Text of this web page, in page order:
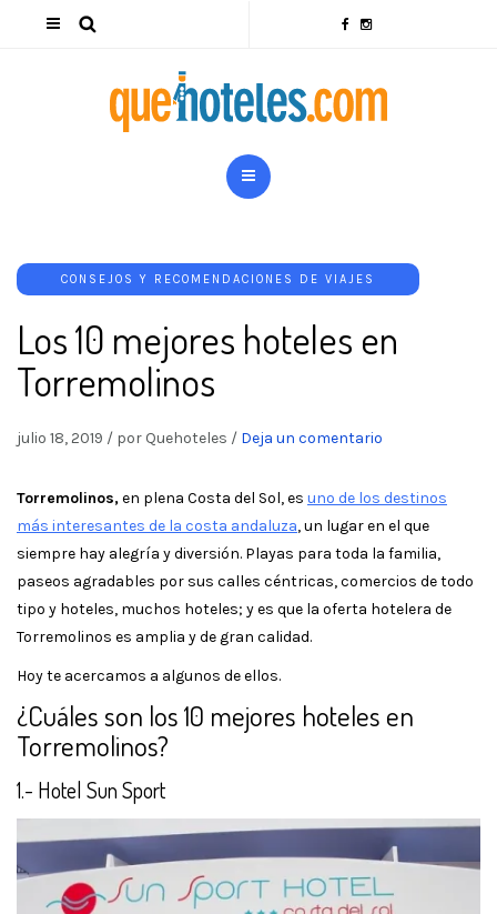
CONSEJOS Y RECOMENDACIONES DE VIAJES
Los 10 mejores hoteles en
Torremolinos
julio 18, 2019 / por Quehoteles / Deja un comentario
Torremolinos,en plena Costa del Sol, es uno de los destinos
más interesantes de la costa andaluza, un lugar en el que
siempre hay alegría y diversión. Playas para toda la familia,
paseos agradables por sus calles céntricas, comercios de todo
tipo y hoteles, muchos hoteles; y es que la oferta hotelera de
Torremolinos es amplia y de gran calidad.
Hoy te acercamos a algunos de ellos.
¿Cuáles son los 10 mejores hoteles en
Torremolinos?
1.- Hotel Sun Sport